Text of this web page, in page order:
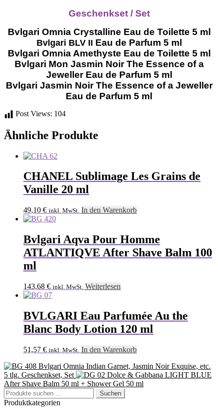
Geschenkset / Set
Bvlgari Omnia Crystalline Eau de Toilette 5 ml
Bvlgari BLV II Eau de Parfum 5 ml
Bvlgari Omnia Amethyste Eau de Toilette 5 ml
Bvlgari Mon Jasmin Noir The Essence of a
Jeweller Eau de Parfum 5 ml
Bvlgari Jasmin Noir The Essence of a Jeweller
Eau de Parfum 5 ml
Post Views: 104
Ähnliche Produkte
CHANEL Sublimage Les Grains de
Vanille 20 ml
49,10 € inkl. MwSt. In den Warenkorb
Bvlgari Aqva Pour Homme
ATLANTIQVE After Shave Balm 100
ml
143,68 € inkl. MwSt. Weiterlesen
BVLGARI Eau Parfumée Au the
Blanc Body Lotion 120 ml
51,57 € inkl. MwSt. In den Warenkorb
Bvlgari Omnia Indian Garnet, Jasmin Noir Exquise, etc.
5 tlg. Geschenkset, Set
Dolce & Gabbana LIGHT BLUE
After Shave Balm 50 ml + Shower Gel 50 ml
Suchen
nach:
Suchen
Produktkategorien